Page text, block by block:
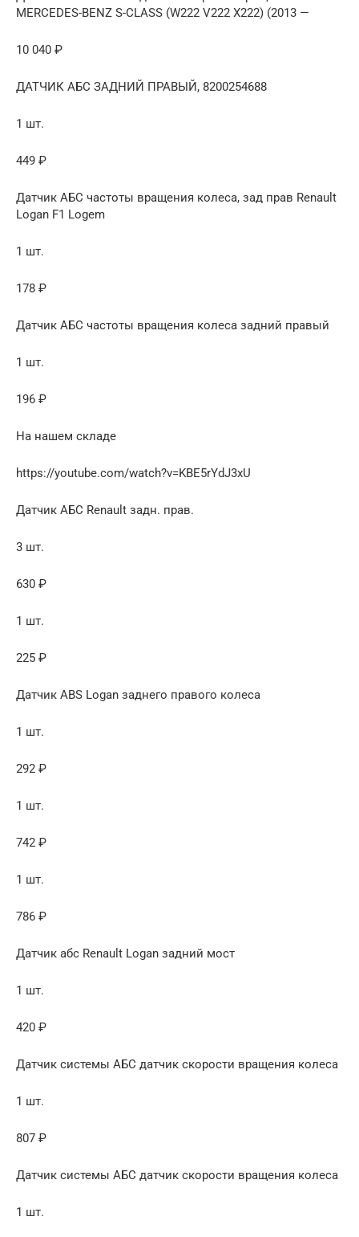
MERCEDES-BENZ S-CLASS (W222 V222 X222) (2013 —
10 040 ₽
ДАТЧИК АБС ЗАДНИЙ ПРАВЫЙ, 8200254688
1 шт.
449 ₽
Датчик АБС частоты вращения колеса, зад прав Renault
Logan F1 Logem
1 шт.
178 ₽
Датчик АБС частоты вращения колеса задний правый
1 шт.
196 ₽
На нашем складе
https://youtube.com/watch?v=KBE5rYdJ3xU
Датчик АБС Renault задн. прав.
3 шт.
630 ₽
1 шт.
225 ₽
Датчик ABS Logan заднего правого колеса
1 шт.
292 ₽
1 шт.
742 ₽
1 шт.
786 ₽
Датчик абс Renault Logan задний мост
1 шт.
420 ₽
Датчик системы АБС датчик скорости вращения колеса
1 шт.
807 ₽
Датчик системы АБС датчик скорости вращения колеса
1 шт.